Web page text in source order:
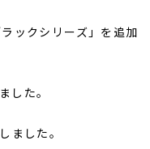
ックシリーズ」を追加
した。
ました。